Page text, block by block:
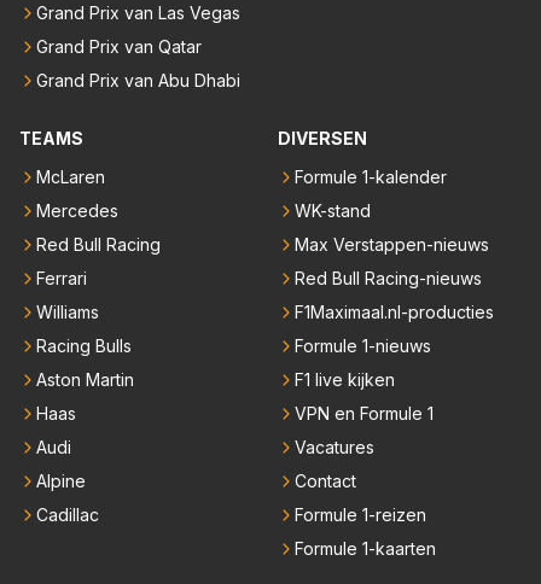
Grand Prix van Las Vegas
Grand Prix van Qatar
Grand Prix van Abu Dhabi
TEAMS
McLaren
Mercedes
Red Bull Racing
Ferrari
Williams
Racing Bulls
Aston Martin
Haas
Audi
Alpine
Cadillac
DIVERSEN
Formule 1-kalender
WK-stand
Max Verstappen-nieuws
Red Bull Racing-nieuws
F1Maximaal.nl-producties
Formule 1-nieuws
F1 live kijken
VPN en Formule 1
Vacatures
Contact
Formule 1-reizen
Formule 1-kaarten